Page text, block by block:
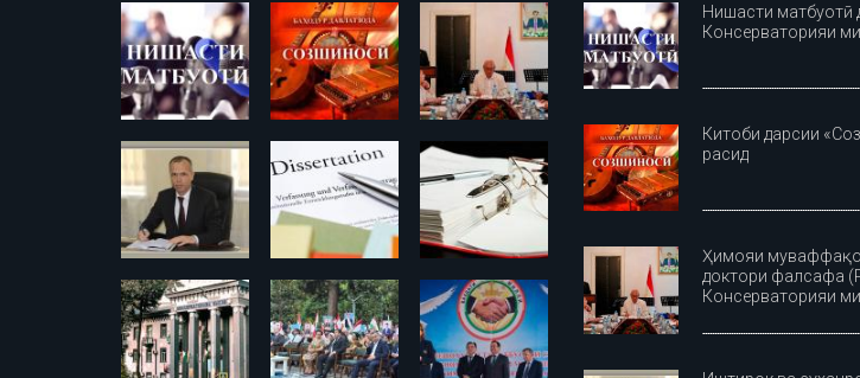
Нишасти матбуотӣ
Консерваторияи
Китоби дарсии
расид
Ҳимояи
доктори фалсафа
Консерваторияи